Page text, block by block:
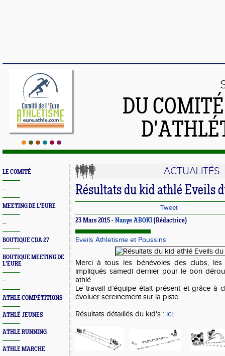
DU
LE COMITÉ
--
MEETING DE L'EURE
--
BOUTIQUE CDA 27
BOUTIQUE MEETING DE
L'EURE
--
ATHLE COMPÉTITIONS
ATHLÉ JEUNES
ATHLE RUNNING
ATHLE MARCHE
ACTUALITÉS
Résultats du kid athlé Eveils
Tweet
23 Mars 2015 - Nanye ABOKI (Rédactrice)
Eveils Athletisme et Poussins
Merci à tous les bénévoles des clubs,
impliqués samedi dernier pour le bon
athlé
Le travail d’équipe était présent et grâce à
évoluer sereinement sur la piste.
Résultats détaillés du kid's : ici.